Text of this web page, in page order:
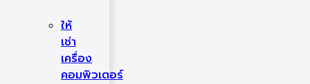
ให้
เช่า
เครื่อง
คอมพิวเตอร์